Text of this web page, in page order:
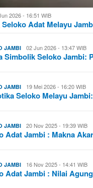
2026 - 16:51 WIB
Adat Melayu
JAMBI 02 Jun 2026 - 13:47 WIB
Simbolik Seloko Jambi:
JAMBI 19 Mei 2026 - 16:20 WIB
Seloko Melayu
JAMBI 20 Nov 2025 - 19:39 WIB
Adat Jambi : Makna
JAMBI 16 Nov 2025 - 14:41 WIB
Adat Jambi : Nilai